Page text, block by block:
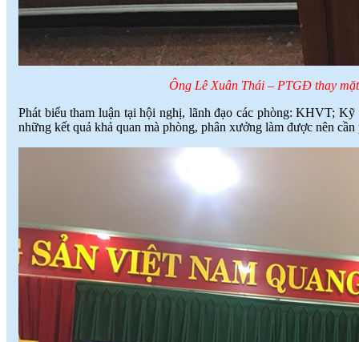
Ông Lê Xuân Thái – PTGĐ thay
Phát biểu tham luận tại hội nghị, lãnh đạo các phòng: KHVT;
những kết quả khả quan mà phòng, phân xưởng làm được nên